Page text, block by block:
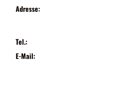
Adresse:
Tel.:
E-Mail: